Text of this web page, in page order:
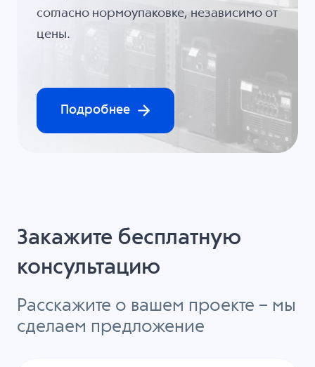
согласно нормоупаковке, независимо от
цены.
Подробнее
Закажите бесплатную
консультацию
Расскажите о вашем проекте – мы
сделаем предложение